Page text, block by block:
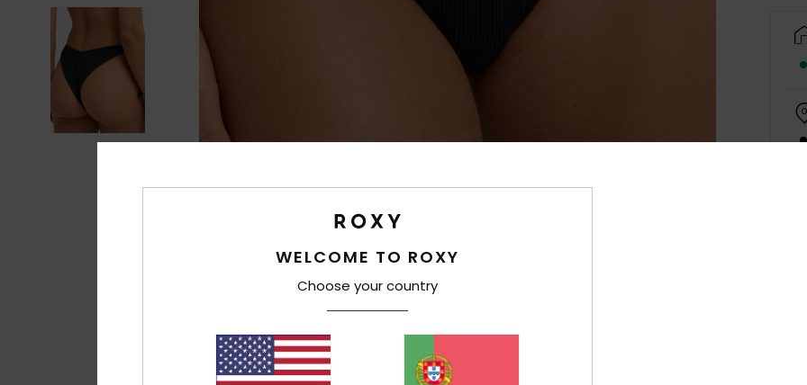
A
WELCOME TO ROXY
Choose your country